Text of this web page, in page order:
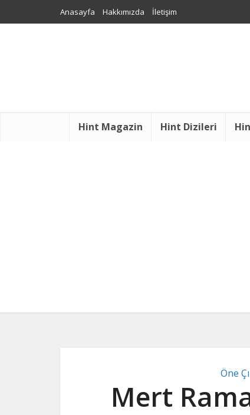
Anasayfa Hakkımızda İletişim
Hint Magazin Hint Dizileri
Öne
Mert